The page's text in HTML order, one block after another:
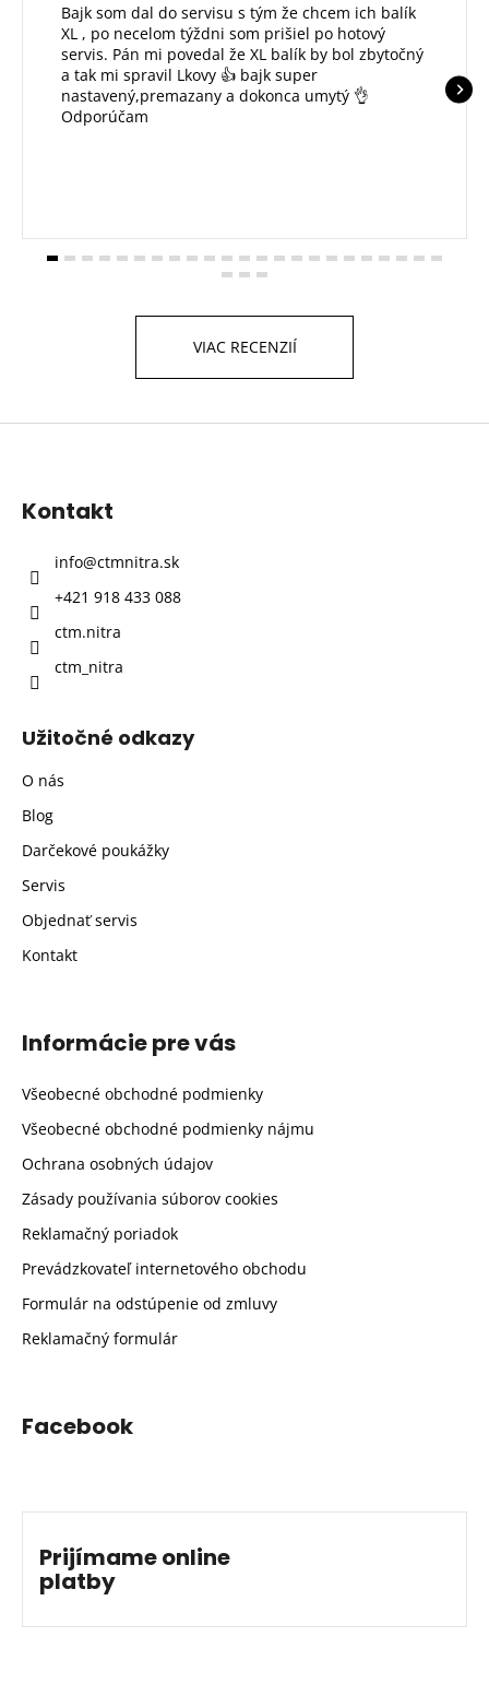
Bajk som dal do servisu s tým že chcem ich balík
XL , po necelom týždni som prišiel po hotový
servis. Pán mi povedal že XL balík by bol zbytočný
a tak mi spravil Lkovy 👍 bajk super
nastavený,premazany a dokonca umytý 👌
Odporúčam
VIAC RECENZIÍ
Z
Kontakt
info@ctmnitra.sk
+421 918 433 088
ctm.nitra
ctm_nitra
Užitočné odkazy
O nás
Blog
Darčekové poukážky
Servis
Objednať servis
Kontakt
Informácie pre vás
Všeobecné obchodné podmienky
Všeobecné obchodné podmienky nájmu
Ochrana osobných údajov
Zásady používania súborov cookies
Reklamačný poriadok
Prevádzkovateľ internetového obchodu
Formulár na odstúpenie od zmluvy
Reklamačný formulár
Facebook
Prijímame online
platby